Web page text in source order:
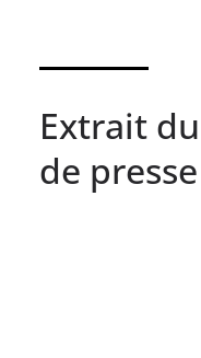
Extrait
de